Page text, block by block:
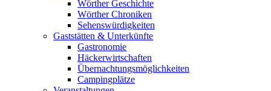
Wörther Geschichte
Wörther Chroniken
Sehenswürdigkeiten
Gaststätten & Unterkünfte
Gastronomie
Häckerwirtschaften
Übernachtungsmöglichkeiten
Campingplätze